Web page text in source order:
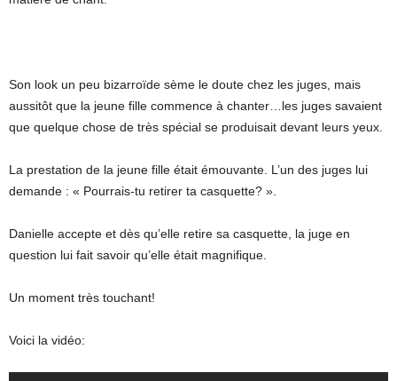
Son look un peu bizarroïde sème le doute chez les juges, mais
aussitôt que la jeune fille commence à chanter…les juges savaient
que quelque chose de très spécial se produisait devant leurs yeux.
La prestation de la jeune fille était émouvante. L’un des juges lui
demande : « Pourrais-tu retirer ta casquette? ».
Danielle accepte et dès qu’elle retire sa casquette, la juge en
question lui fait savoir qu’elle était magnifique.
Un moment très touchant!
Voici la vidéo: